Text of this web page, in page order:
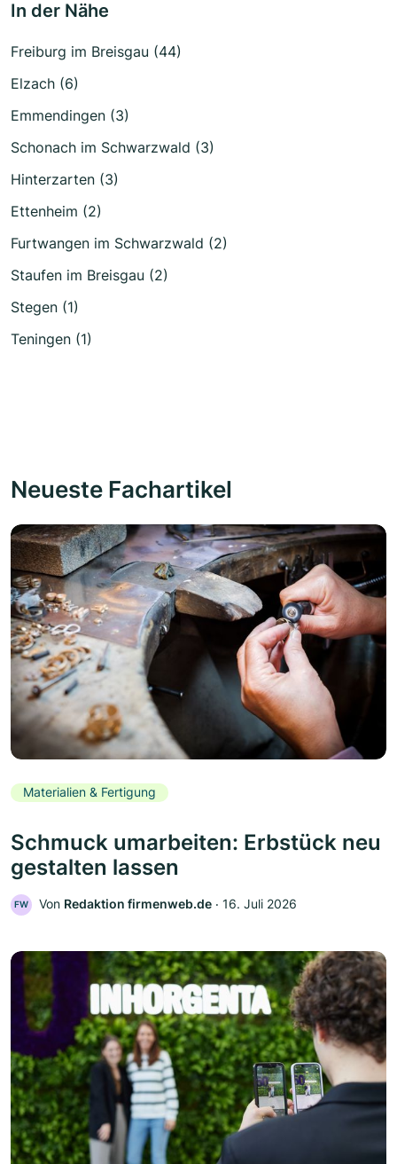
In der Nähe
Freiburg im Breisgau (44)
Elzach (6)
Emmendingen (3)
Schonach im Schwarzwald (3)
Hinterzarten (3)
Ettenheim (2)
Furtwangen im Schwarzwald (2)
Staufen im Breisgau (2)
Stegen (1)
Teningen (1)
Neueste Fachartikel
Materialien & Fertigung
Schmuck umarbeiten: Erbstück neu
gestalten lassen
FW Von Redaktion firmenweb.de ‧ 16. Juli 2026